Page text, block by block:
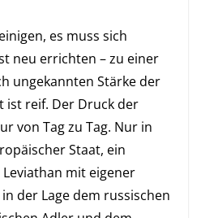
es muss sich
neu errichten – zu einer
ungekannten Stärke der
ist reif. Der Druck der
von Tag zu Tag. Nur in
Staat, ein
mit eigener
der Lage dem russischen